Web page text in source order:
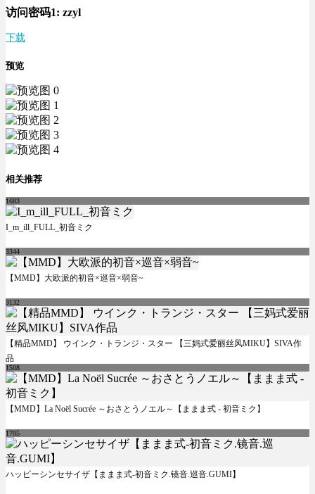
访问密码1: zzyl
下载
预览
相关推荐
1683
I_m_ill_FULL_初音ミク
3344
【MMD】大欧派的初音×巡音×弱音~
3132
【精品MMD】 ウインク・トランジ・スター 【三妈式爱丽丝风MIKU】SIVA作
品
1508
【MMD】La Noël Sucrée ～おさとうノエル～【ままま式 - 初音ミク】
1705
ハッピーシンセサイザ【ままま式-初音ミク.镜音.巡音.GUMI】